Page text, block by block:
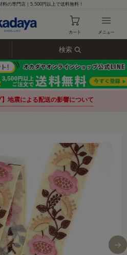
の専門店｜5,500円以上で送料無料！
検索
】地震による配送の影響について